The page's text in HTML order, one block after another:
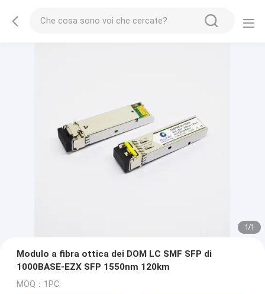
1/1
Modulo a fibra ottica dei DOM LC SMF SFP di
1000BASE-EZX SFP 1550nm 120km
MOQ：1PC